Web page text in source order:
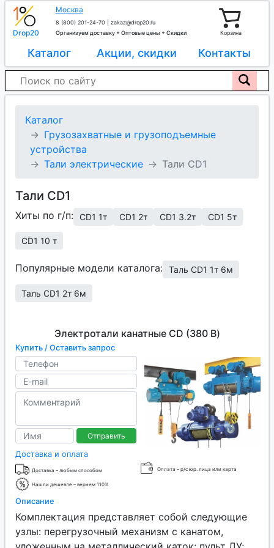
Drop20
Москва
8 (800) 201-24-70
zakaz@drop20.ru
Организуем доставку + Оптовые цены + Скидки
Корзина
Каталог Акции, скидки Контакты
Каталог
Грузозахватные и грузоподъемные
устройства
Тали электрические
Тали CD1
Тали CD1
Хиты по г/п: CD1 1т CD1 2т CD1 3.2т CD1 5т
CD1 10 т
Популярные модели каталога: Таль CD1 1т 6м
Таль CD1 2т 6м
Электротали канатные CD (380 В)
Купить / Оставить запрос
Отправить
Доставка и оплата
Доставка – любым способом Оплата – р/с юр. лица или карта
Нашли дешевле – вернем 110%
Описание
Комплектация представляет собой следующие
узлы: перегрузочный механизм с канатом,